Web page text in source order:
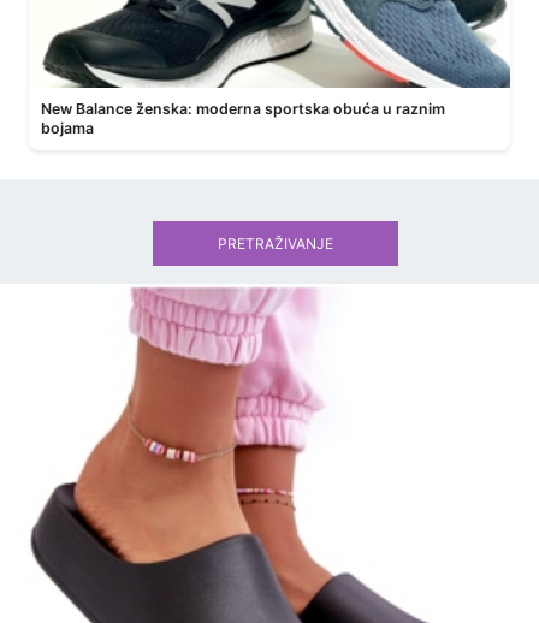
New Balance ženska: moderna sportska obuća u raznim
bojama
PRETRAŽIVANJE